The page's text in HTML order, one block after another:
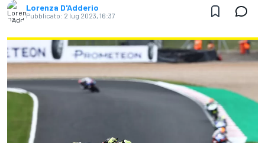
Lorenza D'Adderio
Pubblicato: 2 lug 2023, 16:37